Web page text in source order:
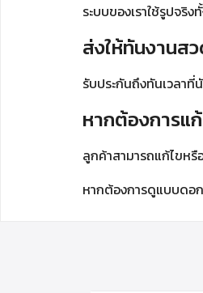
ระบบของเราใช้รูปจ
ส่งให้ทันงานส
รับประกันถึงทันเวลา
หากต้องการแ
ลูกค้าสามารถแก้ไขห
หากต้องการดูแบบดอ